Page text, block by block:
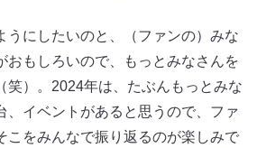
うにしたいのと、（ファンの）みな
おもしろいので、もっとみなさんを
笑）。2024年は、たぶんもっとみな
、イベントがあると思うので、ファ
こをみんなで振り返るのが楽しみで